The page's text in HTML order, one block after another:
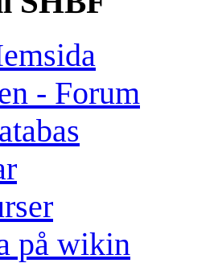
- Forum
på wikin